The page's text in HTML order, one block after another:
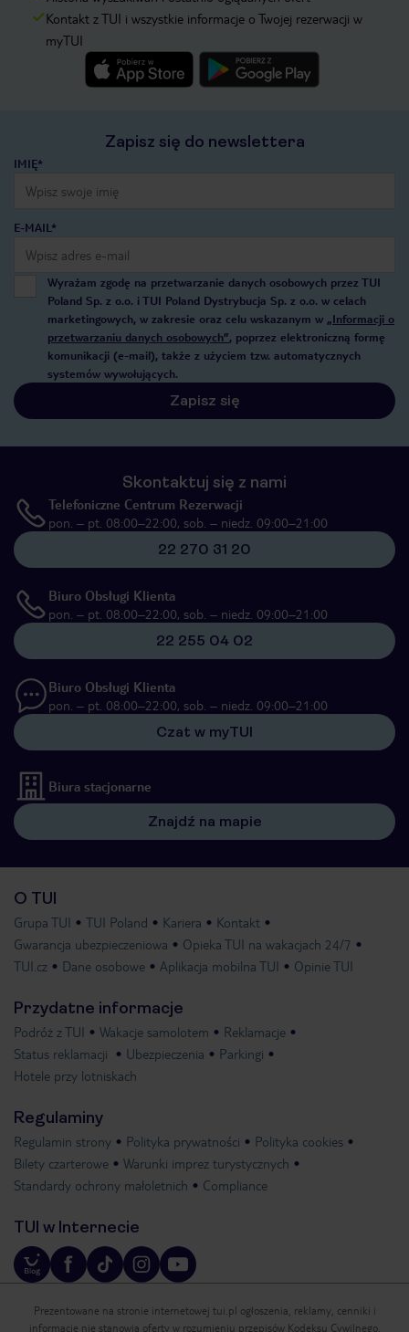
Kontakt z TUI i wszystkie informacje o Twojej rezerwacji w
myTUI
Zapisz się do newslettera
IMIĘ*
E-MAIL*
Wyrażam zgodę na przetwarzanie danych osobowych przez TUI
Poland Sp. z o.o. i TUI Poland Dystrybucja Sp. z o.o. w celach
marketingowych, w zakresie oraz celu wskazanym w „Informacji o
przetwarzaniu danych osobowych”, poprzez elektroniczną formę
komunikacji (e-mail), także z użyciem tzw. automatycznych
systemów wywołujących.
Zapisz się
Skontaktuj się z nami
Telefoniczne Centrum Rezerwacji
pon. – pt. 08:00–22:00, sob. – niedz. 09:00–21:00
22 270 31 20
Biuro Obsługi Klienta
pon. – pt. 08:00–22:00, sob. – niedz. 09:00–21:00
22 255 04 02
Biuro Obsługi Klienta
pon. – pt. 08:00–22:00, sob. – niedz. 09:00–21:00
Czat w myTUI
Biura stacjonarne
Znajdź na mapie
O TUI
Grupa TUI TUI Poland Kariera
Kontakt
Gwarancja ubezpieczeniowa
Opieka TUI na wakacjach 24/7
TUI.cz
Dane osobowe Aplikacja mobilna TUI Opinie TUI
Przydatne informacje
Podróż z TUI Wakacje samolotem
Reklamacje
Status reklamacji
Ubezpieczenia
Parkingi
Hotele przy lotniskach
Regulaminy
Regulamin strony Polityka prywatności
Polityka cookies
Bilety czarterowe
Warunki imprez turystycznych
Standardy ochrony małoletnich
Compliance
TUI w Internecie
Prezentowane na stronie internetowej tui.pl ogłoszenia, reklamy, cenniki i
informacje nie stanowią oferty w rozumieniu przepisów Kodeksu Cywilnego.